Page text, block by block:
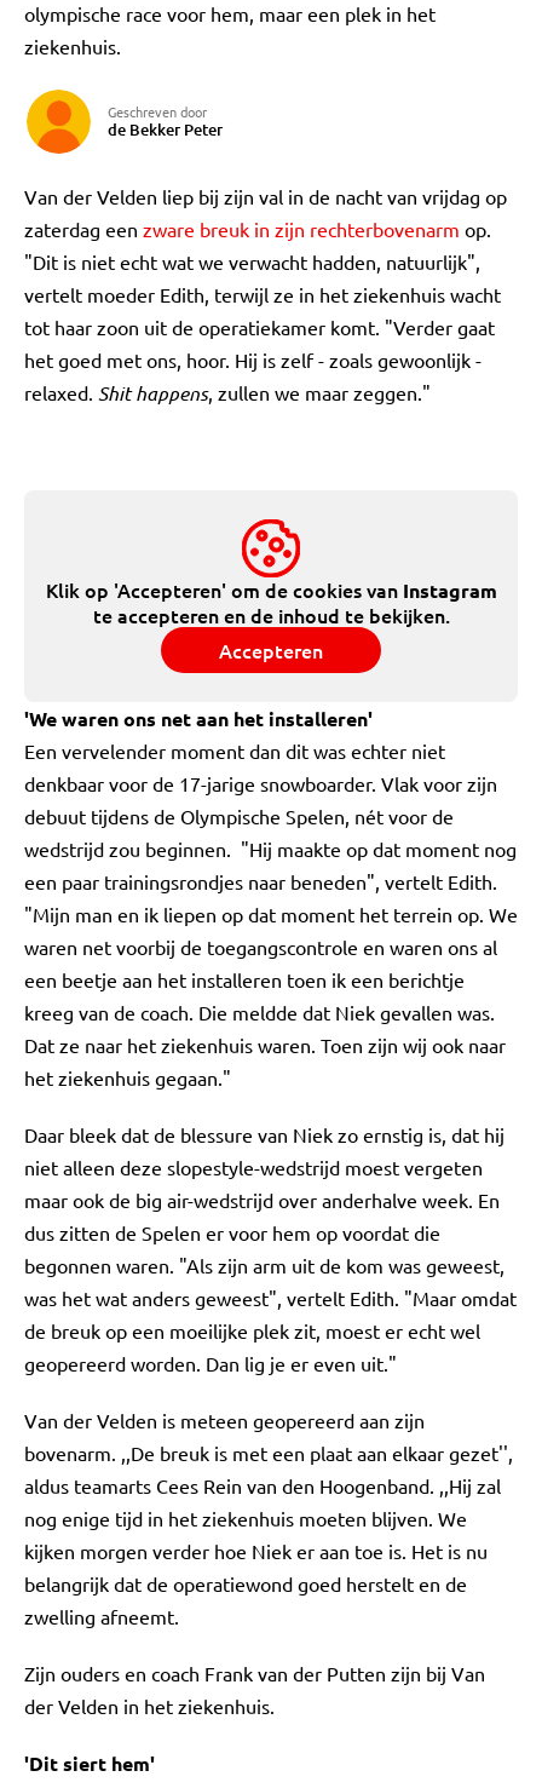
olympische race voor hem, maar een plek in het
ziekenhuis.
Geschreven door
de Bekker Peter
Van der Velden liep bij zijn val in de nacht van vrijdag op
zaterdag een zware breuk in zijn rechterbovenarm op.
"Dit is niet echt wat we verwacht hadden, natuurlijk",
vertelt moeder Edith, terwijl ze in het ziekenhuis wacht
tot haar zoon uit de operatiekamer komt. "Verder gaat
het goed met ons, hoor. Hij is zelf - zoals gewoonlijk -
relaxed. Shit happens, zullen we maar zeggen."
Klik op 'Accepteren' om de cookies van Instagram
te accepteren en de inhoud te bekijken.
Accepteren
'We waren ons net aan het installeren'
Een vervelender moment dan dit was echter niet
denkbaar voor de 17-jarige snowboarder. Vlak voor zijn
debuut tijdens de Olympische Spelen, nét voor de
wedstrijd zou beginnen. "Hij maakte op dat moment nog
een paar trainingsrondjes naar beneden", vertelt Edith.
"Mijn man en ik liepen op dat moment het terrein op. We
waren net voorbij de toegangscontrole en waren ons al
een beetje aan het installeren toen ik een berichtje
kreeg van de coach. Die meldde dat Niek gevallen was.
Dat ze naar het ziekenhuis waren. Toen zijn wij ook naar
het ziekenhuis gegaan."
Daar bleek dat de blessure van Niek zo ernstig is, dat hij
niet alleen deze slopestyle-wedstrijd moest vergeten
maar ook de big air-wedstrijd over anderhalve week. En
dus zitten de Spelen er voor hem op voordat die
begonnen waren. "Als zijn arm uit de kom was geweest,
was het wat anders geweest", vertelt Edith. "Maar omdat
de breuk op een moeilijke plek zit, moest er echt wel
geopereerd worden. Dan lig je er even uit."
Van der Velden is meteen geopereerd aan zijn
bovenarm. ,,De breuk is met een plaat aan elkaar gezet'',
aldus teamarts Cees Rein van den Hoogenband. ,,Hij zal
nog enige tijd in het ziekenhuis moeten blijven. We
kijken morgen verder hoe Niek er aan toe is. Het is nu
belangrijk dat de operatiewond goed herstelt en de
zwelling afneemt.
Zijn ouders en coach Frank van der Putten zijn bij Van
der Velden in het ziekenhuis.
'Dit siert hem'